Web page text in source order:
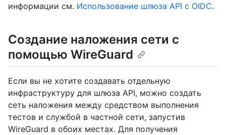
информации см. Использование шлюза API с OIDC.
Создание наложения сети с
помощью WireGuard
Если вы не хотите создавать отдельную
инфраструктуру для шлюза API, можно создать
сеть наложения между средством выполнения
тестов и службой в частной сети, запустив
WireGuard в обоих местах. Для получения